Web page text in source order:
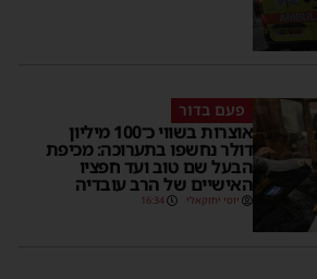
פעם בדור
אוצרות בשווי כ־100 מיליון
דולר נחשפו בתערוכה: מכיפת
הבעל שם טוב ועד חפציו
האישיים של הרב עובדיה
יוסי יחזקאלי 16:34